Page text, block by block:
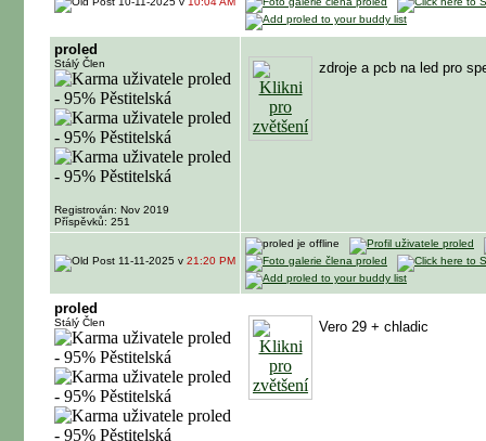
proled
Stálý Člen
Registrován: Nov 2019
Příspěvků: 251
zdroje a pcb na led pro
11-11-2025 v 21:20 PM
proled
Stálý Člen Vero 29 + chladic